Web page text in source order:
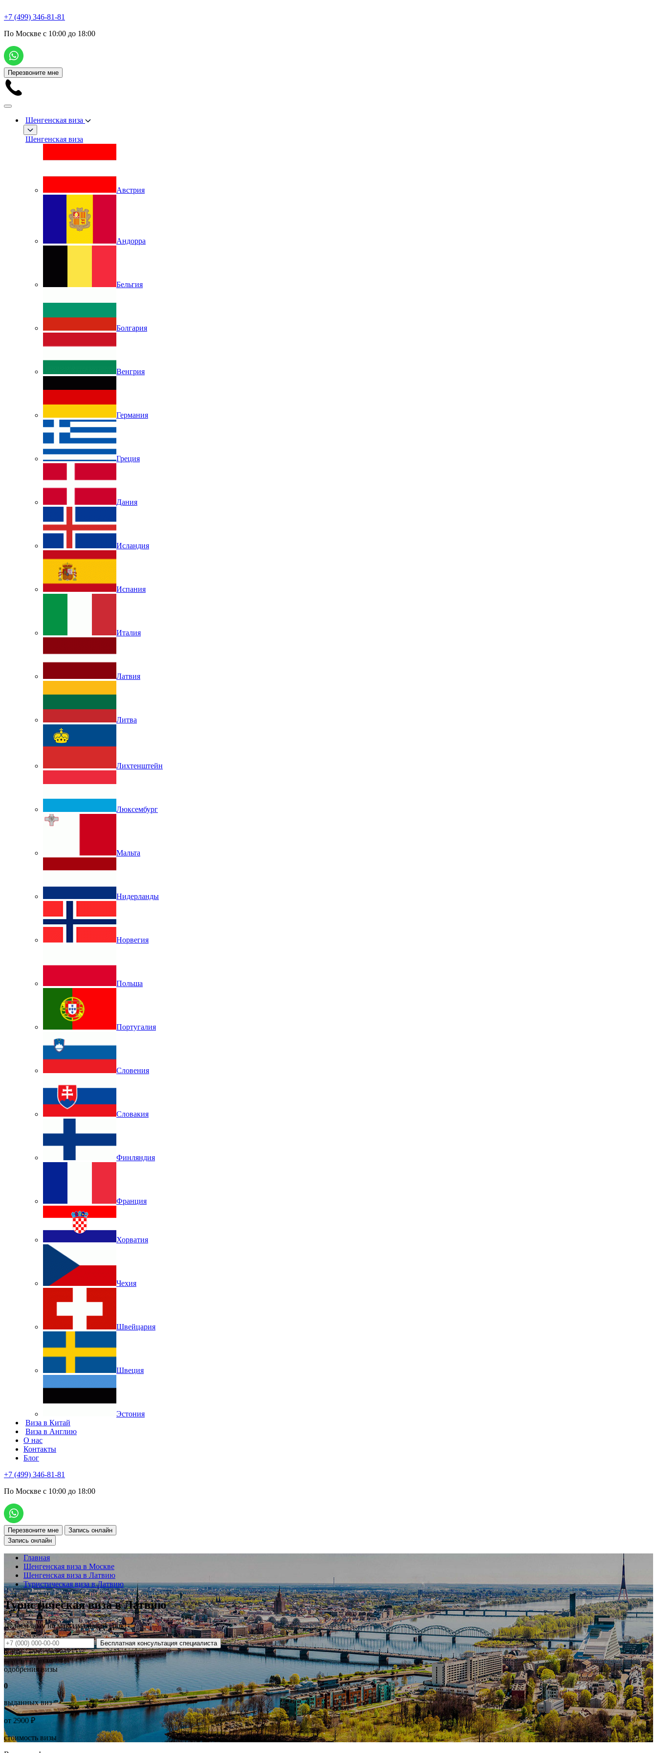
+7 (499) 346-81-81
По Москве с 10:00 до 18:00
Перезвоните мне
Шенгенская виза
Шенгенская виза
Австрия
Андорра
Бельгия
Болгария
Венгрия
Германия
Греция
Дания
Исландия
Испания
Италия
Латвия
Литва
Лихтенштейн
Люксембург
Мальта
Нидерланды
Норвегия
Польша
Португалия
Словения
Словакия
Финляндия
Франция
Хорватия
Чехия
Швейцария
Швеция
Эстония
Виза в Китай
Виза в Англию
О нас
Контакты
Блог
+7 (499) 346-81-81
По Москве с 10:00 до 18:00
Перезвоните мне
Запись онлайн
Запись онлайн
Главная
Шенгенская виза в Москве
Шенгенская виза в Латвию
Туристическая виза в Латвию
Туристическая виза в Латвию
Делаем визу намаксимальныйсрок!
Бесплатная консультация специалиста
0.5%
одобрения визы
0
выданных виз
от 2900 ₽
стоимость визы